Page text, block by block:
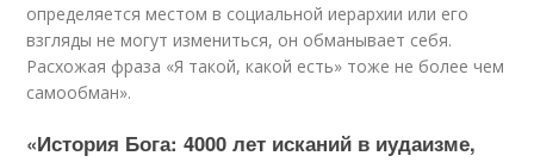
определяется местом в социальной иерархии или его
взгляды не могут измениться, он обманывает себя.
Расхожая фраза «Я такой, какой есть» тоже не более чем
самообман».
«История Бога: 4000 лет исканий в иудаизме,